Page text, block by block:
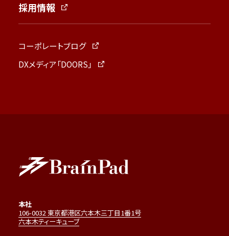
採用情報
コーポレートブログ
DXメディア「DOORS」
本社
106-0032 東京都港区六本木三丁目1番1号
六本木ティーキューブ